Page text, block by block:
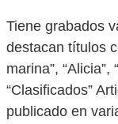
Tiene grabados
destacan títulos
marina”,
“Clasificados”
publicado en